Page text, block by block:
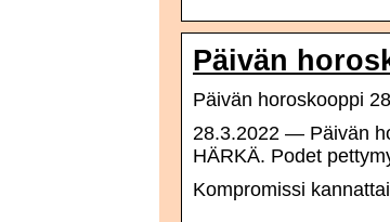
Päivän
Päivän horoskooppi
28.3.2022 — Päivän
HÄRKÄ. Podet
Kompromissi